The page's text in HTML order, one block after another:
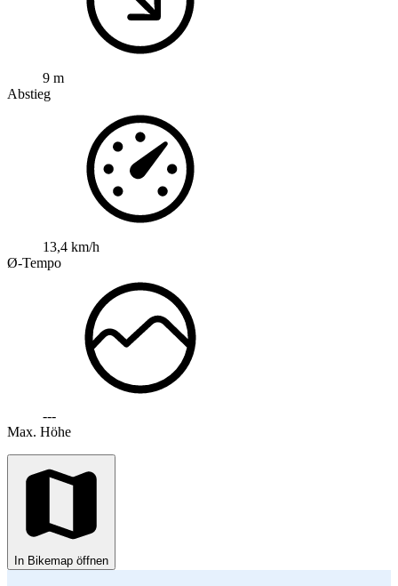
9 m
Abstieg
13,4 km/h
Ø-Tempo
---
Max. Höhe
In Bikemap öffnen